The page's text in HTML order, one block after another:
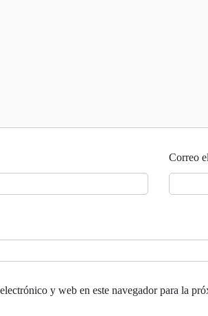
Correo
y web en este navegador para la